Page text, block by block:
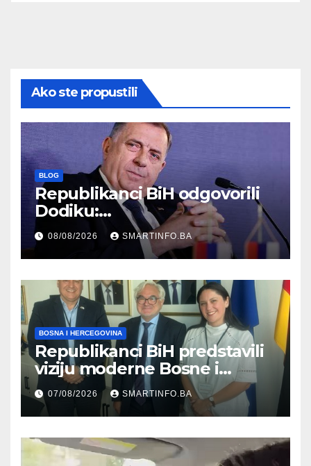
Ako ste propustili
BLOG
Republikanci BiH odgovorili
Dodiku:
Bosanskohercegovačka
kultura postoji i pripada svim
građanima
08/08/2026 SMARTINFO.BA
BOSNA I HERCEGOVINA
Republikanci BiH predstavili
viziju moderne Bosne i
Hercegovine ambasadoru
Njemačke
07/08/2026 SMARTINFO.BA